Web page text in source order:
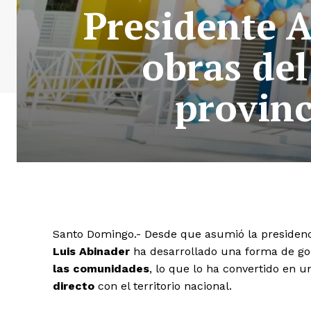
Presidente
obras
Santo Domingo.- Desde que asumió la
Luis Abinader ha desarrollado una forma de
las comunidades, lo que lo ha convertido en
directo con el territorio nacional.